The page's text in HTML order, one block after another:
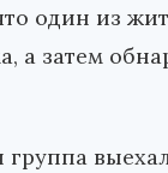
один из
а затем